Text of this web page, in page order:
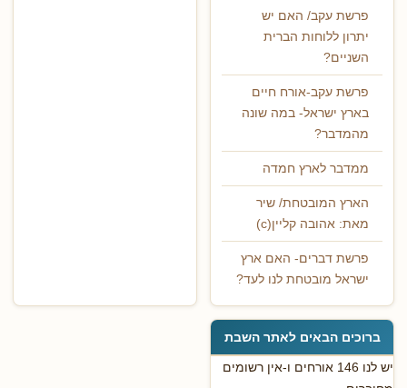
פרשת עקב/ האם יש
יתרון ללוחות הברית
השניים?
פרשת עקב-אורח חיים
בארץ ישראל- במה שונה
מהמדבר?
ממדבר לארץ חמדה
הארץ המובטחת/ שיר
מאת: אהובה קליין(c)
פרשת דברים- האם ארץ
ישראל מובטחת לנו לעד?
ברוכים הבאים לאתר השבת
יש לנו 146 אורחים ו-אין רשומים